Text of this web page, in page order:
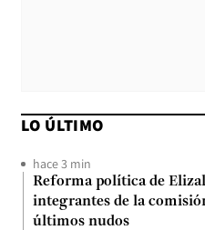
LO ÚLTIMO
hace 3 min
Reforma política de
integrantes de la
últimos nudos